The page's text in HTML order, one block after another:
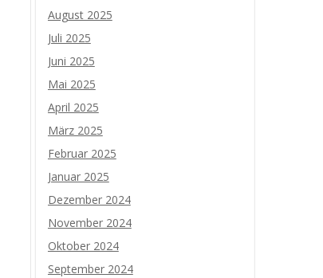
August 2025
Juli 2025
Juni 2025
Mai 2025
April 2025
März 2025
Februar 2025
Januar 2025
Dezember 2024
November 2024
Oktober 2024
September 2024